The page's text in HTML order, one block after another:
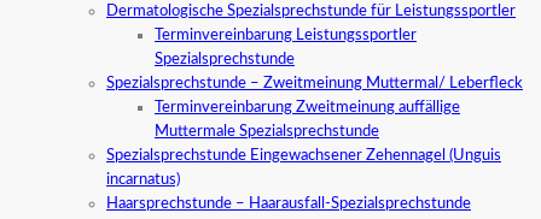
Dermatologische Spezialsprechstunde für Leistungssportler
Terminvereinbarung Leistungssportler
Spezialsprechstunde
Spezialsprechstunde – Zweitmeinung Muttermal/ Leberfleck
Terminvereinbarung Zweitmeinung auffällige
Muttermale Spezialsprechstunde
Spezialsprechstunde Eingewachsener Zehennagel (Unguis
incarnatus)
Haarsprechstunde – Haarausfall-Spezialsprechstunde